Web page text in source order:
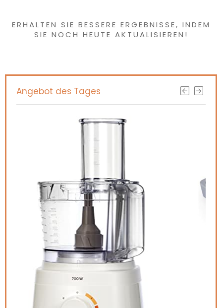
ERHALTEN SIE BESSERE ERGEBNISSE, INDEM
SIE NOCH HEUTE AKTUALISIEREN!
Angebot des Tages